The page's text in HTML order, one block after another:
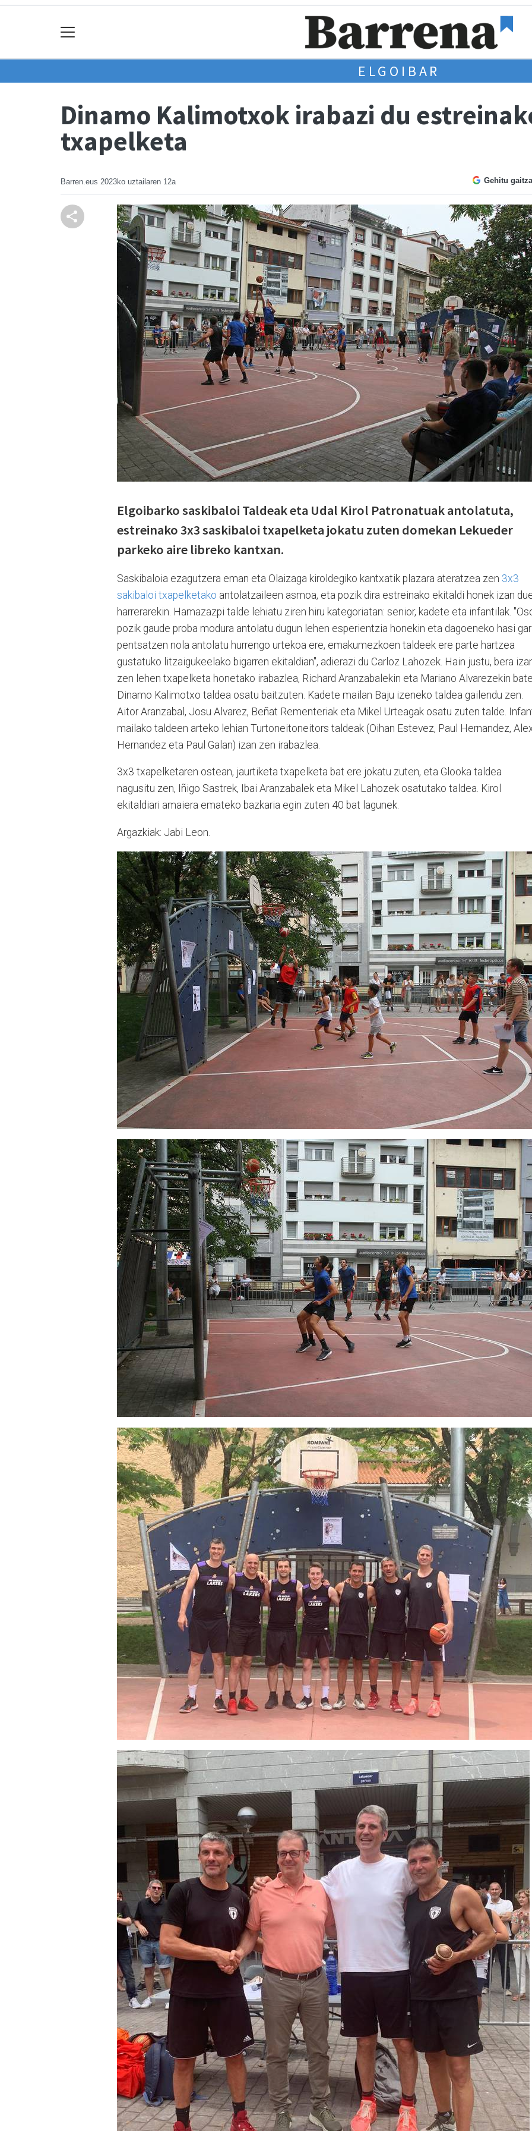
ELGOIBAR
Dinamo Kalimotxok irabazi du
txapelketa
Barren.eus 2023ko uztailaren 12a Gehitu
Elgoibarko saskibaloi Taldeak eta Udal Kirol Patronatuak antolatuta,
estreinako 3x3 saskibaloi txapelketa jokatu zuten domekan Lekueder
parkeko aire libreko kantxan.
Saskibaloia ezagutzera eman eta Olaizaga kiroldegiko kantxatik plazara ateratzea zen 3x3
sakibaloi txapelketako antolatzaileen asmoa, eta pozik dira estreinako ekitaldi honek izan
harrerarekin. Hamazazpi talde lehiatu ziren hiru kategoriatan: senior, kadete eta infantilak.
pozik gaude proba modura antolatu dugun lehen esperientzia honekin eta dagoeneko hasi
pentsatzen nola antolatu hurrengo urtekoa ere, emakumezkoen taldeek ere parte hartzea
gustatuko litzaigukeelako bigarren ekitaldian", adierazi du Carloz Lahozek. Hain justu, bera
zen lehen txapelketa honetako irabazlea, Richard Aranzabalekin eta Mariano Alvarezekin
Dinamo Kalimotxo taldea osatu baitzuten. Kadete mailan Baju izeneko taldea gailendu zen.
Aitor Aranzabal, Josu Alvarez, Beñat Rementeriak eta Mikel Urteagak osatu zuten talde.
mailako taldeen arteko lehian Turtoneitoneitors taldeak (Oihan Estevez, Paul Hernandez,
Hernandez eta Paul Galan) izan zen irabazlea.
3x3 txapelketaren ostean, jaurtiketa txapelketa bat ere jokatu zuten, eta Glooka taldea
nagusitu zen, Iñigo Sastrek, Ibai Aranzabalek eta Mikel Lahozek osatutako taldea. Kirol
ekitaldiari amaiera emateko bazkaria egin zuten 40 bat lagunek.
Argazkiak: Jabi Leon.